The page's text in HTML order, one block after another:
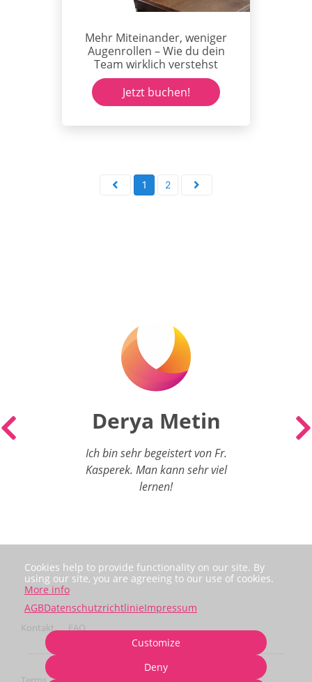
Mehr Miteinander, weniger
Augenrollen – Wie du dein
Team wirklich verstehst
Jetzt buchen!
1 2
Derya Metin
Ich bin sehr begeistert von Fr.
Kasperek. Man kann sehr viel
lernen!
an,
Kontakt FAQ
Cookies help to provide functionality on our site. By
using our site, you are agreeing to our use of cookies.
More info
AGBDatenschutzrichtlinieImpressum
Customize
Deny